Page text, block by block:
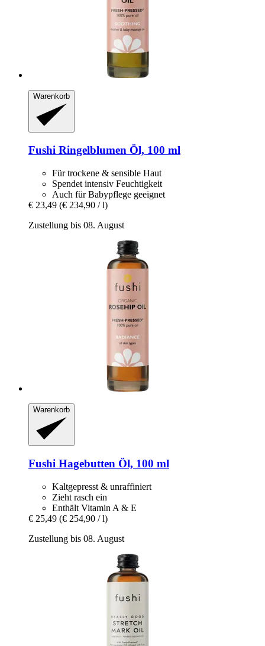
Warenkorb
Fushi Ringelblumen Öl, 100 ml
Für trockene & sensible Haut
Spendet intensiv Feuchtigkeit
Auch für Babypflege geeignet
€ 23,49 (€ 234,90 / l)
Zustellung bis 08. August
Warenkorb
Fushi Hagebutten Öl, 100 ml
Kaltgepresst & unraffiniert
Zieht rasch ein
Enthält Vitamin A & E
€ 25,49 (€ 254,90 / l)
Zustellung bis 08. August